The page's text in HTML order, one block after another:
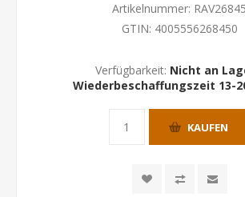
Artikelnummer: RAV26845
GTIN: 4005556268450
Verfügbarkeit: Nicht an
Wiederbeschaffungszeit 13-
KAUFEN